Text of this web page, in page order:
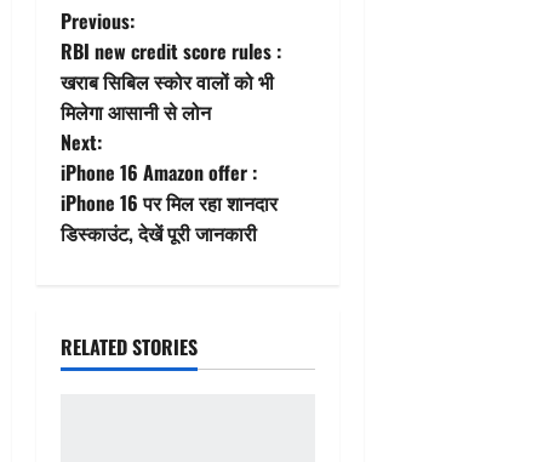
P
o
s
t
n
v
i
Previous:
RBI new credit score rules :
खराब सिबिल स्कोर वालों को भी
मिलेगा आसानी से लोन
Next:
iPhone 16 Amazon offer :
iPhone 16 पर मिल रहा शानदार
डिस्काउंट, देखें पूरी जानकारी
RELATED STORIES